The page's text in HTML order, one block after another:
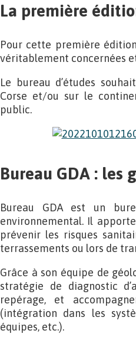
La première
Pour cette première
véritablement concernées
Le bureau d’études
Corse et/ou sur le
public.
Bureau GDA : les
Bureau GDA est un
environnemental. Il
prévenir les risques
terrassements ou lors de
Grâce à son équipe de
stratégie de diagnostic
repérage, et
(intégration dans les
équipes, etc.).